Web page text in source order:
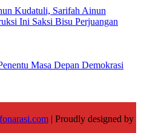
Kudatuli, Sarifah Ainun
Ini Saksi Bisu Perjuangan
Masa Depan Demokrasi
| Proudly designed by